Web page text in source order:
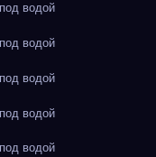
водой
водой
водой
водой
водой